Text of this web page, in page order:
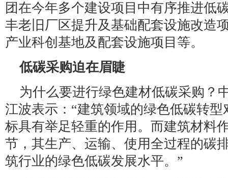
团在今年多个建设项目中有序推进低
丰老旧厂区提升及基础配套设施改造
产业科创基地及配套设施项目等。
低碳采购迫在眉睫
为什么要进行绿色建材低碳采购？
江波表示：“建筑领域的绿色低碳转型
标具有举足轻重的作用。而建筑材料
节，其生产、运输、使用全过程的碳
筑行业的绿色低碳发展水平。”